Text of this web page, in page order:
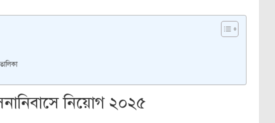
নিয়োগ ২০২৫